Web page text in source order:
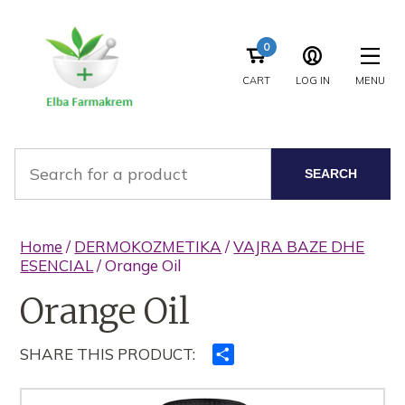
CART
0
LOG IN MENU
SEARCH
Home / DERMOKOZMETIKA /VAJRA BAZE DHE
ESENCIAL/ Orange Oil
Orange Oil
SHARE THIS PRODUCT:
të